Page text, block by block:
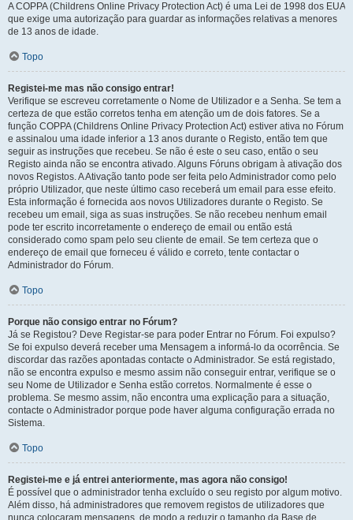
A COPPA (Childrens Online Privacy Protection Act) é uma Lei de 1998 dos EUA
que exige uma autorização para guardar as informações relativas a menores
de 13 anos de idade.
Topo
Registei-me mas não consigo entrar!
Verifique se escreveu corretamente o Nome de Utilizador e a Senha. Se tem a
certeza de que estão corretos tenha em atenção um de dois fatores. Se a
função COPPA (Childrens Online Privacy Protection Act) estiver ativa no Fórum
e assinalou uma idade inferior a 13 anos durante o Registo, então tem que
seguir as instruções que recebeu. Se não é este o seu caso, então o seu
Registo ainda não se encontra ativado. Alguns Fóruns obrigam à ativação dos
novos Registos. A Ativação tanto pode ser feita pelo Administrador como pelo
próprio Utilizador, que neste último caso receberá um email para esse efeito.
Esta informação é fornecida aos novos Utilizadores durante o Registo. Se
recebeu um email, siga as suas instruções. Se não recebeu nenhum email
pode ter escrito incorretamente o endereço de email ou então está
considerado como spam pelo seu cliente de email. Se tem certeza que o
endereço de email que forneceu é válido e correto, tente contactar o
Administrador do Fórum.
Topo
Porque não consigo entrar no Fórum?
Já se Registou? Deve Registar-se para poder Entrar no Fórum. Foi expulso?
Se foi expulso deverá receber uma Mensagem a informá-lo da ocorrência. Se
discordar das razões apontadas contacte o Administrador. Se está registado,
não se encontra expulso e mesmo assim não conseguir entrar, verifique se o
seu Nome de Utilizador e Senha estão corretos. Normalmente é esse o
problema. Se mesmo assim, não encontra uma explicação para a situação,
contacte o Administrador porque pode haver alguma configuração errada no
Sistema.
Topo
Registei-me e já entrei anteriormente, mas agora não consigo!
É possível que o administrador tenha excluído o seu registo por algum motivo.
Além disso, há administradores que removem registos de utilizadores que
nunca colocaram mensagens, de modo a reduzir o tamanho da Base de